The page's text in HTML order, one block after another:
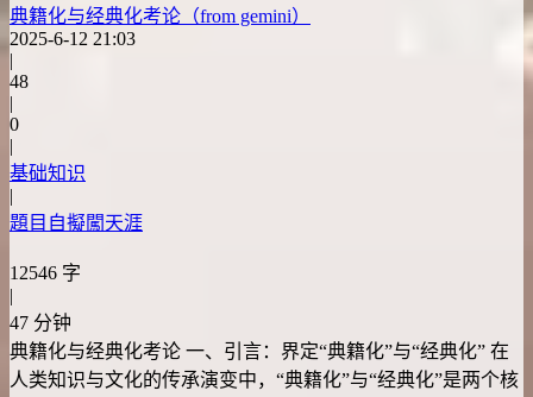
典籍化与经典化考论（from gemini）
2025-6-12 21:03
|
48
|
0
|
基础知识
|
題目自擬闖天涯
12546 字
|
47 分钟
典籍化与经典化考论 一、引言：界定“典籍化”与“经典化” 在
人类知识与文化的传承演变中，“典籍化”与“经典化”是两个核